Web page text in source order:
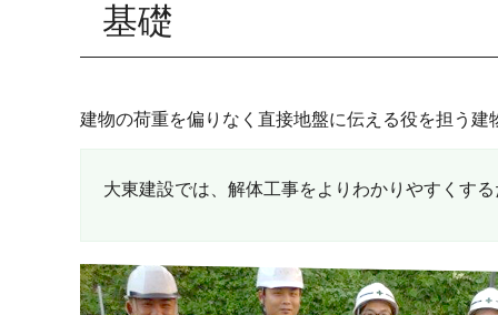
基礎
建物の荷重を偏りなく直接地盤に伝える役を担う
大東建設では、解体工事をよりわかりやすくす